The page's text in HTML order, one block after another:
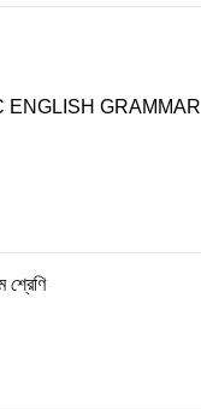
ENGLISH GRAMMAR
শ্রেণি